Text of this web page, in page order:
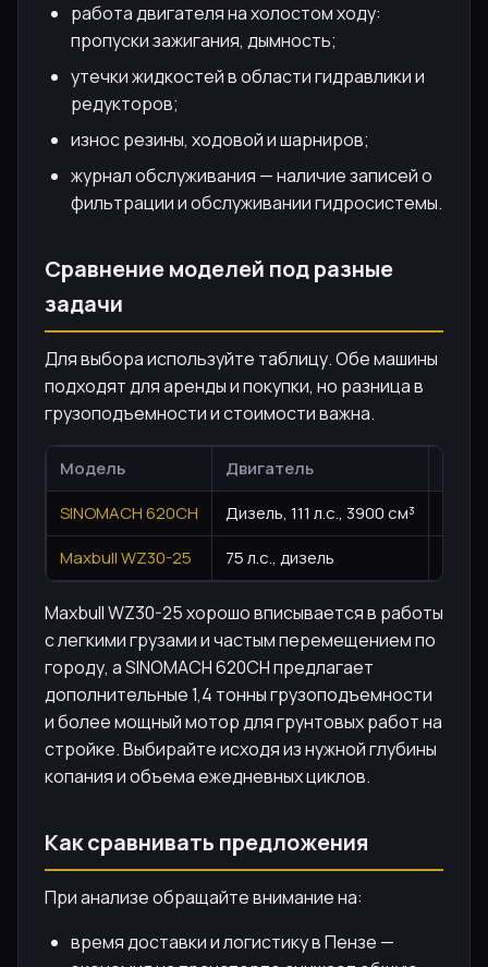
работа двигателя на холостом ходу:
пропуски зажигания, дымность;
утечки жидкостей в области гидравлики и
редукторов;
износ резины, ходовой и шарниров;
журнал обслуживания — наличие записей о
фильтрации и обслуживании гидросистемы.
Сравнение моделей под разные
задачи
Для выбора используйте таблицу. Обе машины
подходят для аренды и покупки, но разница в
грузоподъемности и стоимости важна.
Модель Двигатель
SINOMACH 620CH
Дизель, 111 л.с., 3900 см³
Maxbull WZ30-25
75 л.с., дизель
Maxbull WZ30-25 хорошо вписывается в работы
с легкими грузами и частым перемещением по
городу, а SINOMACH 620CH предлагает
дополнительные 1,4 тонны грузоподъемности
и более мощный мотор для грунтовых работ на
стройке. Выбирайте исходя из нужной глубины
копания и объема ежедневных циклов.
Как сравнивать предложения
При анализе обращайте внимание на:
время доставки и логистику в Пензе —